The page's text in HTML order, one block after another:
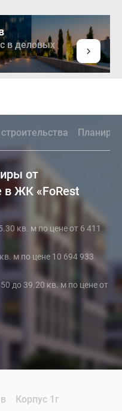
в деловых
от
в ЖК «FoRest
кв. м по цене от 6 411
м по цене 10 694 933
до 39.20 кв. м по цене от
Корпус 1г